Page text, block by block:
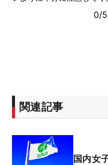
関連記事
国内女